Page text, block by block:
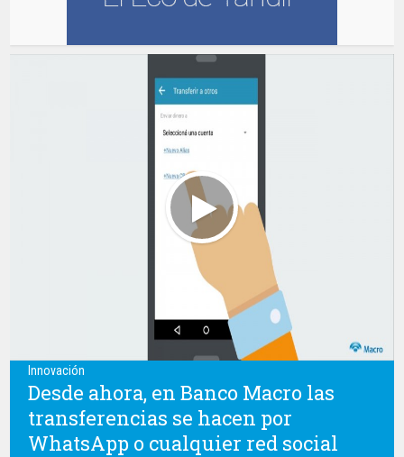
Innovación
Desde ahora, en Banco Macro las
transferencias se hacen por
WhatsApp o cualquier red social